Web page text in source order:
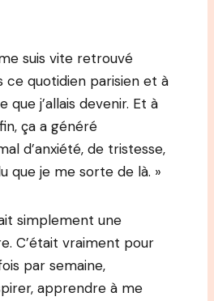
suis vite retrouvé
ce quotidien parisien et à
que j’allais devenir. Et à
ça a généré
d’anxiété, de tristesse,
que je me sorte de là. »
simplement une
C’était vraiment pour
par semaine,
apprendre à me